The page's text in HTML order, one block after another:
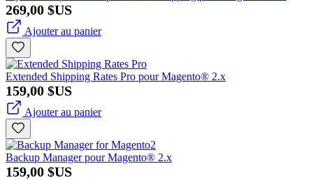
269,00 $US
Ajouter au panier
Extended Shipping Rates Pro pour Magento® 2.x
159,00 $US
Ajouter au panier
Backup Manager pour Magento® 2.x
159,00 $US